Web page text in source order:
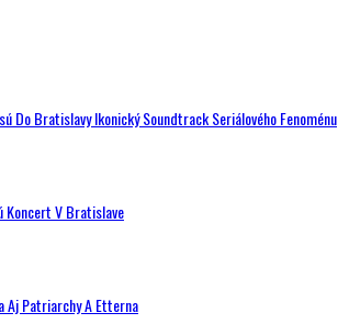
Do Bratislavy Ikonický Soundtrack Seriálového Fenoménu
Koncert V Bratislave
Aj Patriarchy A Etterna